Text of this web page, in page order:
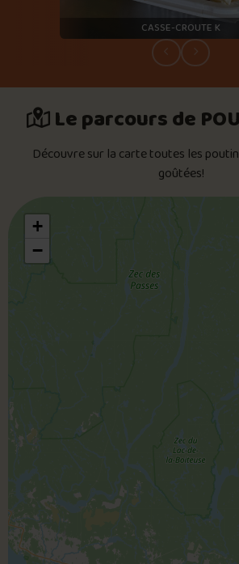
CASSE-CROUTE K
Le parcours de
Découvre sur la carte toutes les
goûtées!
+
−